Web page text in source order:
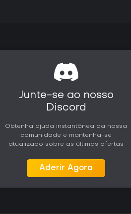
Junte-se ao nosso
Discord
Obtenha ajuda instantânea da nossa
comunidade e mantenha-se
atualizado sobre as últimas ofertas
Aderir Agora